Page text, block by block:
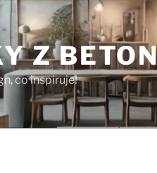
Z
co inspiruje!